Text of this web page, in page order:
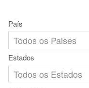
País
Estados